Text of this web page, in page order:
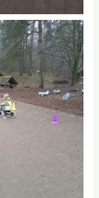
Caption